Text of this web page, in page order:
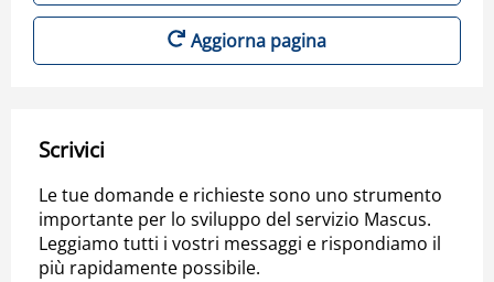
Aggiorna pagina
Scrivici
Le tue domande e richieste sono uno strumento
importante per lo sviluppo del servizio Mascus.
Leggiamo tutti i vostri messaggi e rispondiamo il
più rapidamente possibile.